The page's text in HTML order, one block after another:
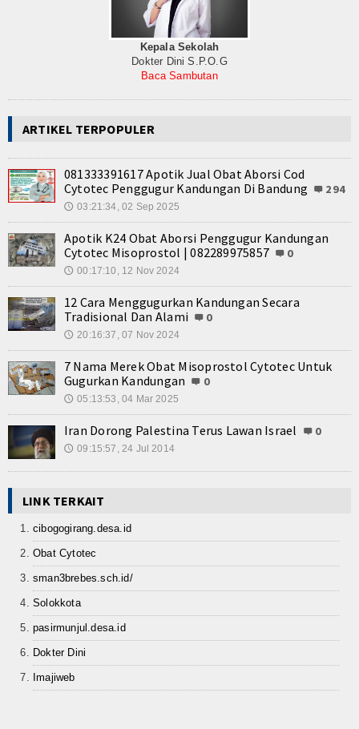
Kepala Sekolah
Dokter Dini S.P.O.G
Baca Sambutan
ARTIKEL TERPOPULER
081333391617 Apotik Jual Obat Aborsi Cod
Cytotec Penggugur Kandungan Di Bandung
294
🕔 03:21:34, 02 Sep 2025
Apotik K24 Obat Aborsi Penggugur Kandungan
Cytotec Misoprostol | 082289975857
0
🕔 00:17:10, 12 Nov 2024
12 Cara Menggugurkan Kandungan Secara
Tradisional Dan Alami
0
🕔 20:16:37, 07 Nov 2024
7 Nama Merek Obat Misoprostol Cytotec Untuk
Gugurkan Kandungan
0
🕔 05:13:53, 04 Mar 2025
Iran Dorong Palestina Terus Lawan Israel 0
🕔 09:15:57, 24 Jul 2014
LINK TERKAIT
cibogogirang.desa.id
Obat Cytotec
sman3brebes.sch.id/
Solokkota
pasirmunjul.desa.id
Dokter Dini
Imajiweb